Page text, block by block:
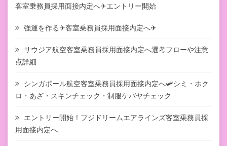
客室乗務員採用面接内定へ✈エントリー開始
強運を作る✈客室乗務員採用面接内定へ✈
サウジア航空客室乗務員採用面接内定へ選考フローや注意
点詳細
シンガポール航空客室乗務員採用面接内定へ🛩シミ・ホク
ロ・あざ・スキンチェック・制服ケバヤチェック
エントリー開始！フジドリームエアラインズ客室乗務員採
用面接内定へ